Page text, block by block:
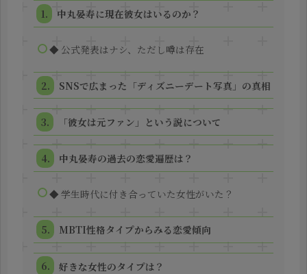
中丸晏寿に現在彼女はいるのか？
◆ 公式発表はナシ、ただし噂は存在
SNSで広まった「ディズニーデート写真」の真相
「彼女は元ファン」という説について
中丸晏寿の過去の恋愛遍歴は？
◆ 学生時代に付き合っていた女性がいた？
MBTI性格タイプからみる恋愛傾向
好きな女性のタイプは？